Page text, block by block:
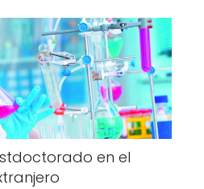
en el